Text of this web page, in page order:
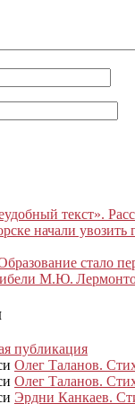
текст».
начали увозить
стало
М.Ю.
публикация
Олег Таланов.
Олег Таланов.
Эрдни Канкаев.